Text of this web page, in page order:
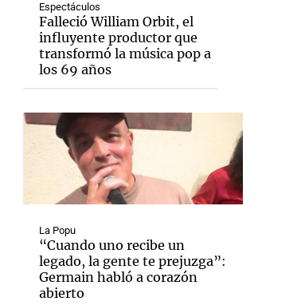
Espectáculos
Falleció William Orbit, el
influyente productor que
transformó la música pop a
los 69 años
La Popu
“Cuando uno recibe un
legado, la gente te prejuzga”:
Germain habló a corazón
abierto
Notas